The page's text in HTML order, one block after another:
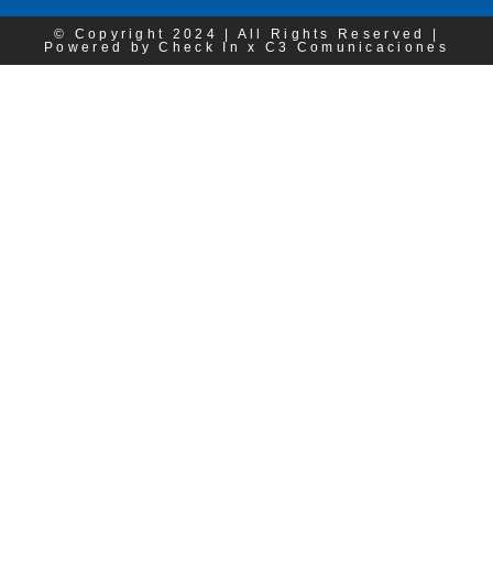
© Copyright 2024 | All Rights Reserved |
Powered by Check In x C3 Comunicaciones